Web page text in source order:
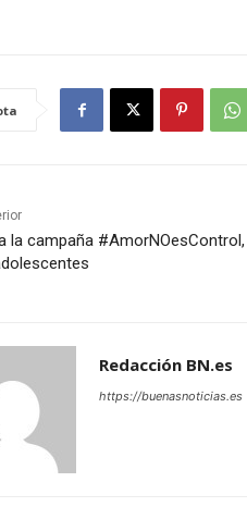
la campaña #AmorNOesControl,
Redacción BN.es
https://buenasnoticias.es